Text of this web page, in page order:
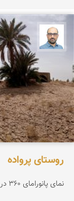
بابک ارجمندی
روستای پرواده
نمای پانورامای ۳۶۰ درجه روستای پرواده، خراسان جنوبی